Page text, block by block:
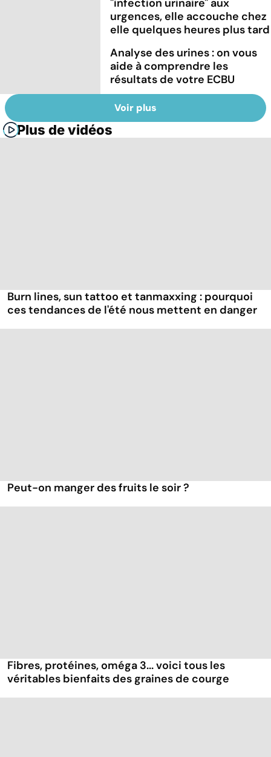
urgences, elle accouche chez
elle quelques heures plus tard
Analyse des urines : on vous
aide à comprendre les
résultats de votre ECBU
Voir plus
Plus de vidéos
Burn lines, sun tattoo et tanmaxxing : pourquoi
ces tendances de l'été nous mettent en danger
Peut-on manger des fruits le soir ?
Fibres, protéines, oméga 3... voici tous les
véritables bienfaits des graines de courge